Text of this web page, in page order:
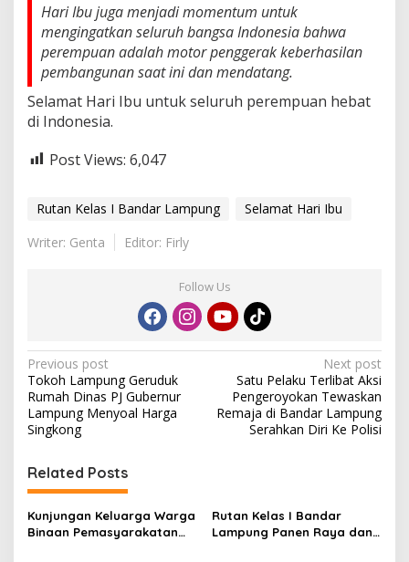
Hari Ibu juga menjadi momentum untuk
mengingatkan seluruh bangsa Indonesia bahwa
perempuan adalah motor penggerak keberhasilan
pembangunan saat ini dan mendatang.
Selamat Hari Ibu untuk seluruh perempuan hebat
di Indonesia.
Post Views: 6,047
Rutan Kelas I Bandar Lampung
Selamat Hari Ibu
Writer: Genta
Editor: Firly
Follow Us
P
o
s
n
a
v
Previous post
Tokoh Lampung Geruduk
Rumah Dinas PJ Gubernur
Lampung Menyoal Harga
Singkong
Next post
Satu Pelaku Terlibat Aksi
Pengeroyokan Tewaskan
Remaja di Bandar Lampung
Serahkan Diri Ke Polisi
Related Posts
Kunjungan Keluarga Warga
Binaan Pemasyarakatan
Rutan Kelas I Bandar
Lampung Panen Raya dan